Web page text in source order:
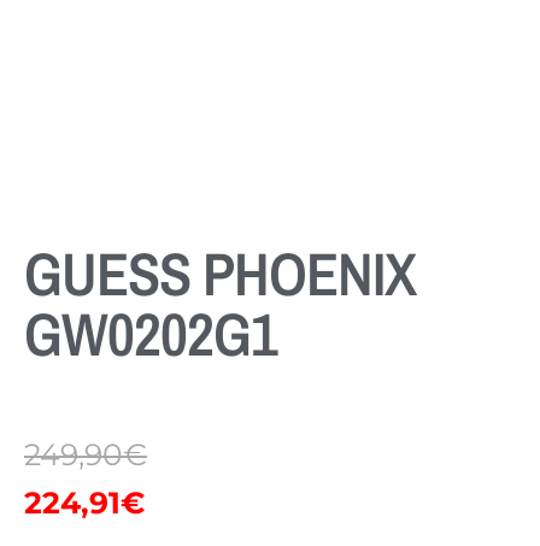
GUESS PHOENIX
GW0202G1
249,90€
224,91€